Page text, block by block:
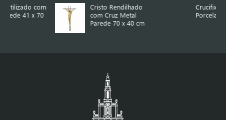
Cristo Rendilhado
com Cruz Metal
Parede 70 x 40 cm
Crucifixo Artesanal
Porcelana e Grês